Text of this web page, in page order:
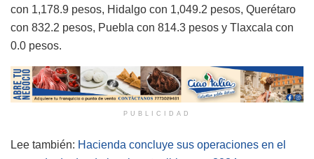
con 1,178.9 pesos, Hidalgo con 1,049.2 pesos, Querétaro
con 832.2 pesos, Puebla con 814.3 pesos y Tlaxcala con
0.0 pesos.
PUBLICIDAD
Lee también: Hacienda concluye sus operaciones en el